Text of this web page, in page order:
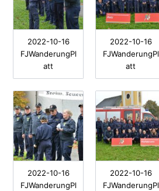
2022-10-16
FJWanderungPl
att
2022-10-16
FJWanderungPl
att
2022-10-16
FJWanderungPl
2022-10-16
FJWanderungPl